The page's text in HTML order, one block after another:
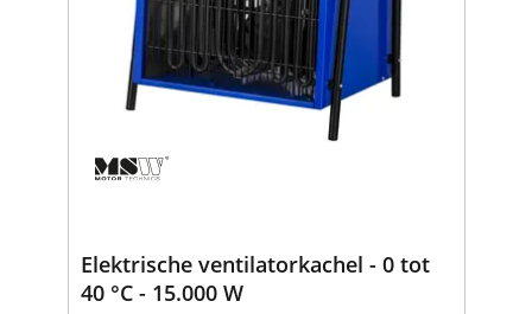
Elektrische ventilatorkachel - 0 tot
40 °C - 15.000 W